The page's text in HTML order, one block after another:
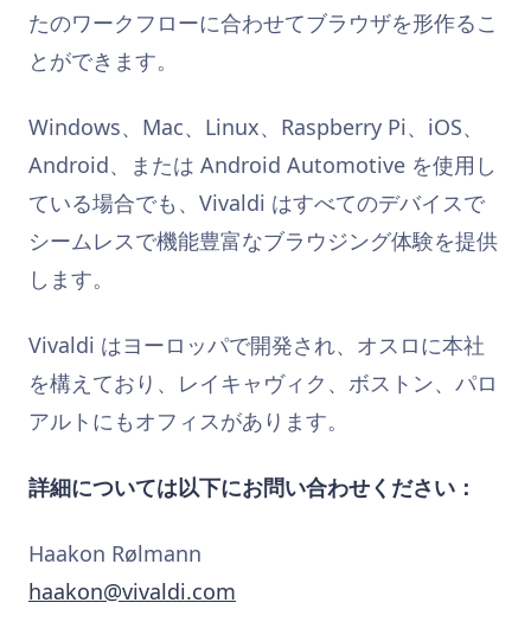
たのワークフローに合わせてブラウザを形作るこ
とができます。
Windows、Mac、Linux、Raspberry Pi、iOS、
Android、または Android Automotive を使用し
ている場合でも、Vivaldi はすべてのデバイスで
シームレスで機能豊富なブラウジング体験を提供
します。
Vivaldi はヨーロッパで開発され、オスロに本社
を構えており、レイキャヴィク、ボストン、パロ
アルトにもオフィスがあります。
詳細については以下にお問い合わせください：
Haakon Rølmann
haakon@vivaldi.com